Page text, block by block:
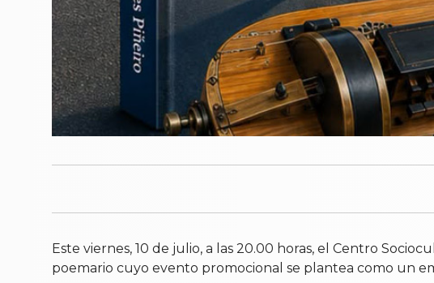
Este viernes, 10 de julio, a las 20.00 horas, el Centro
poemario cuyo evento promocional se plantea como un